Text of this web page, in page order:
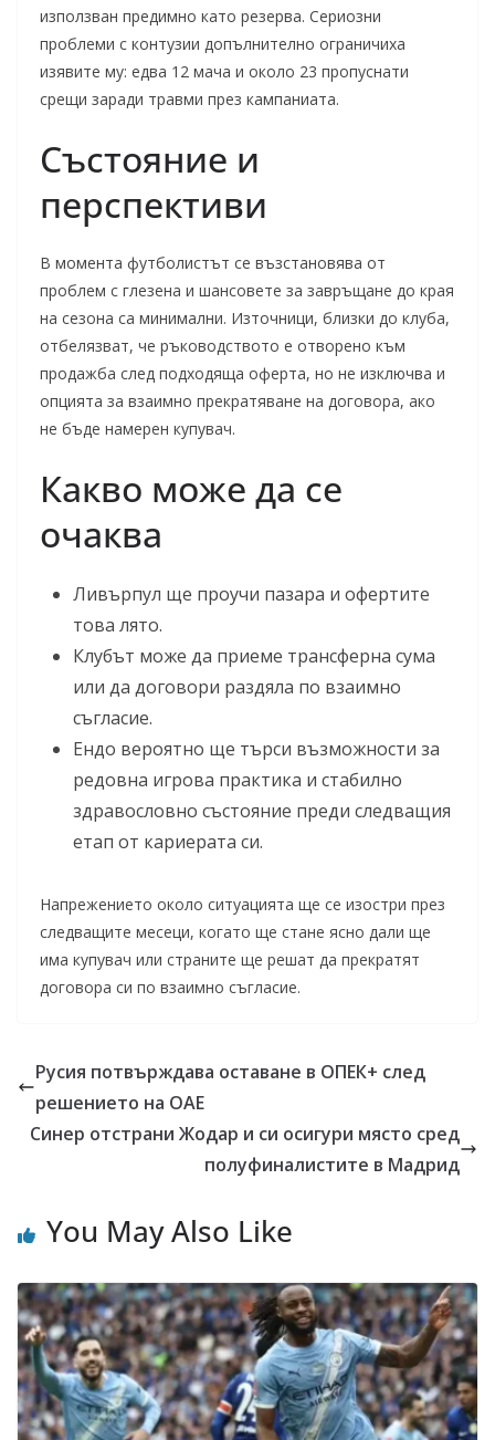
използван предимно като резерва. Сериозни
проблеми с контузии допълнително ограничиха
изявите му: едва 12 мача и около 23 пропуснати
срещи заради травми през кампаниата.
Състояние и
перспективи
В момента футболистът се възстановява от
проблем с глезена и шансовете за завръщане до края
на сезона са минимални. Източници, близки до клуба,
отбелязват, че ръководството е отворено към
продажба след подходяща оферта, но не изключва и
опцията за взаимно прекратяване на договора, ако
не бъде намерен купувач.
Какво може да се
очаква
Ливърпул ще проучи пазара и офертите
това лято.
Клубът може да приеме трансферна сума
или да договори раздяла по взаимно
съгласие.
Ендо вероятно ще търси възможности за
редовна игрова практика и стабилно
здравословно състояние преди следващия
етап от кариерата си.
Напрежението около ситуацията ще се изостри през
следващите месеци, когато ще стане ясно дали ще
има купувач или страните ще решат да прекратят
договора си по взаимно съгласие.
Русия потвърждава оставане в ОПЕК+ след
решението на ОАЕ
Синер отстрани Жодар и си осигури място сред
полуфиналистите в Мадрид
You May Also Like